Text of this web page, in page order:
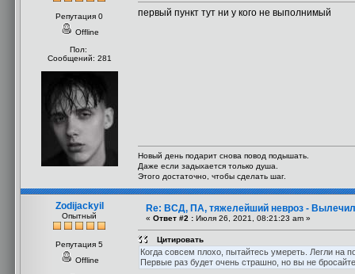
Репутация 0
Offline
Пол:
Сообщений: 281
первый пункт тут ни у кого не выполнимый
Новый день подарит снова повод подышать.
Даже если задыхается только душа.
Этого достаточно, чтобы сделать шаг.
Zodijackyil
Опытный
Репутация 5
Offline
Re: ВСД, ПА, тяжелейший невроз -
« Ответ #2 : Июля 26, 2021, 08:21:23 am »
Цитировать
Когда совсем плохо, пытайтесь умереть. Легли на
Первые раз будет очень страшно, но вы не